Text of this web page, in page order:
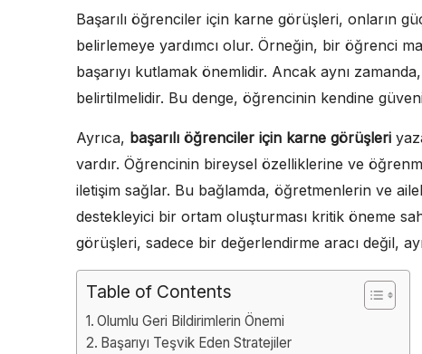
Başarılı öğrenciler için karne görüşleri, onların
belirlemeye yardımcı olur. Örneğin, bir öğrenci
başarıyı kutlamak önemlidir. Ancak aynı
belirtilmelidir. Bu denge, öğrencinin kendine
Ayrıca, başarılı öğrenciler için karne görüşleri
vardır. Öğrencinin bireysel özelliklerine ve
iletişim sağlar. Bu bağlamda, öğretmenlerin ve
destekleyici bir ortam oluşturması kritik öneme
görüşleri, sadece bir değerlendirme aracı değil,
Table of Contents
Olumlu Geri Bildirimlerin Önemi
Başarıyı Teşvik Eden Stratejiler